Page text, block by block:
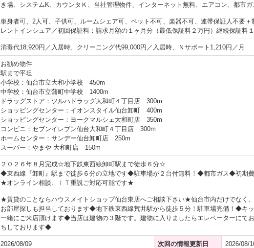
き場、システムK、カウンタＫ、当社管理物件、インターネット無料、エアコン、都市
単身者可、2人可、子供可、ルームシェア可、ペット不可、楽器不可、連帯保証人不要
レントインシュア／初回保証料：請求月額の１ヶ月分（最低保証料２万円）継続保証料
消毒代18,920円／入居時、クリーニング代99,000円／入居時、Ｎサポート1,210円／月
お勧め物件
駅まで平坦
小学校：仙台市立大和小学校 450m
中学校：仙台市立蒲町中学校 1400m
ドラッグストア：ツルハドラッグ大和町４丁目店 300m
ショッピングセンター：イオンスタイル仙台卸町 400m
ショッピングセンター：ヨークマルシェ大和町店 350m
コンビニ：セブンイレブン仙台大和町４丁目店 300m
ホームセンター：サンデー仙台卸町店 250m
スーパー：やまや 大和町店 150m
２０２６年８月完成☆地下鉄東西線卸町駅まで徒歩６分☆
◆東西線『卸町』駅まで徒歩６分の立地です◆駐車場が２台付無料！◆都市ガス◆初期
★オンライン相談、ＩＴ重説ご対応可能です★
★賃貸のことならハウスメイトショップ仙台東店へご相談下さい★仙台市内だけでなく
お部屋探しも担当しております◆地下鉄東西線荒井駅から徒歩５分！駐車場完備！◆キ
一緒にご来店頂けます◆当店は建物の３階です。建物に入りましたらエレベーターにて
ちしております◆
2026/08/09 次回の情報更新日 2026/08/